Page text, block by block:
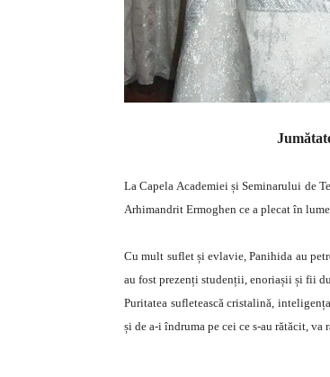
La Capela Academiei și Seminarului de
Arhimandrit Ermоghen ce a plecat în
Cu mult suflet și evlavie, Panihida au
au fost prezenți studenții, enoriașii și fii
Puritatea sufletească cristalină,
și de a-i îndruma pe cei ce s-au rătăcit,